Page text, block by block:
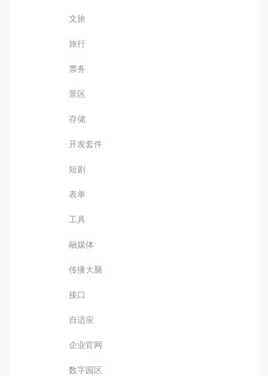
文旅
旅行
票务
景区
存储
开发套件
短剧
表单
工具
融媒体
传播大脑
接口
自适应
企业官网
数字园区